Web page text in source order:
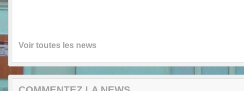
Voir toutes les news